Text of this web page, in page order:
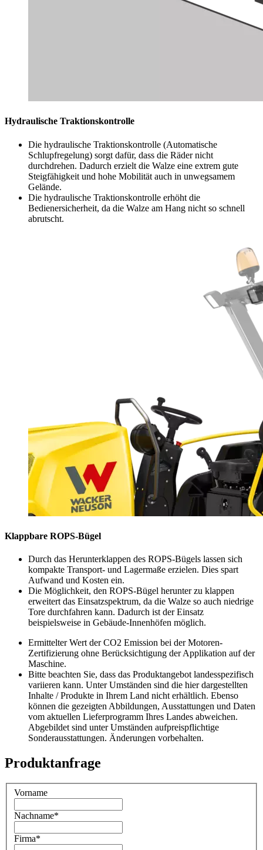
Hydraulische Traktionskontrolle
Die hydraulische Traktionskontrolle (Automatische
Schlupfregelung) sorgt dafür, dass die Räder nicht
durchdrehen. Dadurch erzielt die Walze eine extrem gute
Steigfähigkeit und hohe Mobilität auch in unwegsamem
Gelände.
Die hydraulische Traktionskontrolle erhöht die
Bedienersicherheit, da die Walze am Hang nicht so schnell
abrutscht.
Klappbare ROPS-Bügel
Durch das Herunterklappen des ROPS-Bügels lassen sich
kompakte Transport- und Lagermaße erzielen. Dies spart
Aufwand und Kosten ein.
Die Möglichkeit, den ROPS-Bügel herunter zu klappen
erweitert das Einsatzspektrum, da die Walze so auch niedrige
Tore durchfahren kann. Dadurch ist der Einsatz
beispielsweise in Gebäude-Innenhöfen möglich.
Ermittelter Wert der CO2 Emission bei der Motoren-
Zertifizierung ohne Berücksichtigung der Applikation auf der
Maschine.
Bitte beachten Sie, dass das Produktangebot landesspezifisch
variieren kann. Unter Umständen sind die hier dargestellten
Inhalte / Produkte in Ihrem Land nicht erhältlich. Ebenso
können die gezeigten Abbildungen, Ausstattungen und Daten
vom aktuellen Lieferprogramm Ihres Landes abweichen.
Abgebildet sind unter Umständen aufpreispflichtige
Sonderausstattungen. Änderungen vorbehalten.
Produktanfrage
Vorname
Nachname*
Firma*